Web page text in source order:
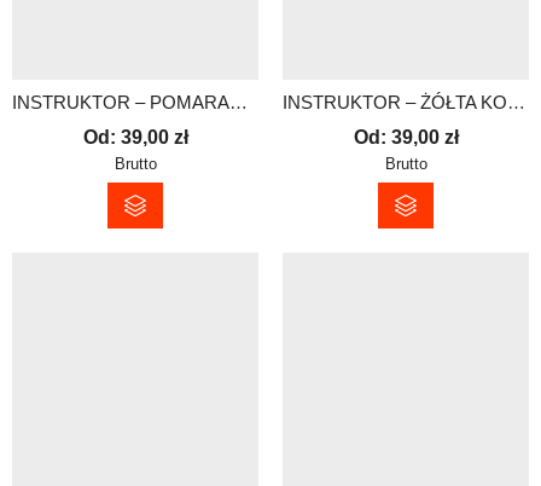
INSTRUKTOR – POMARAŃCZOWA KOSZULKA TECHNICZNA – MĘSKA
Od: 39,00 zł
Brutto
INSTRUKTOR – ŻÓŁTA KOSZULKA TECHNICZNA – MĘSKA
Od: 39,00 zł
Brutto